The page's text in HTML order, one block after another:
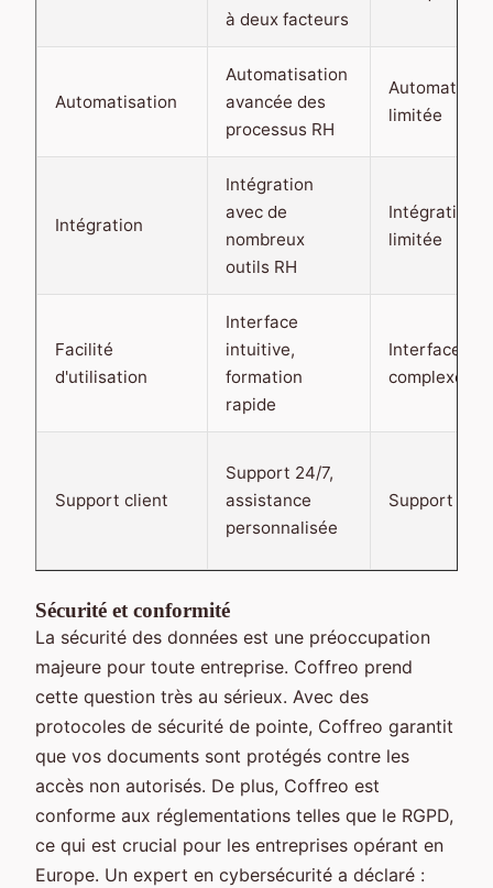
à deux facteurs
Automatisation
Automatisation
avancée des
processus RH
limitée
Intégration
Intégration
avec de
nombreux
outils RH
Intégration
limitée
Facilité
d'utilisation
Interface
intuitive,
formation
rapide
Interface
complexe
Support client
Support 24/7,
assistance
personnalisée
Support
Sécurité et conformité
La sécurité des données est une préoccupation
majeure pour toute entreprise. Coffreo prend
cette question très au sérieux. Avec des
protocoles de sécurité de pointe, Coffreo garantit
que vos documents sont protégés contre les
accès non autorisés. De plus, Coffreo est
conforme aux réglementations telles que le RGPD,
ce qui est crucial pour les entreprises opérant en
Europe. Un expert en cybersécurité a déclaré :